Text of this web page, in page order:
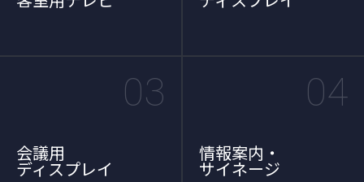
03
会議用
ディスプレイ
04
情報案内・
サイネージ